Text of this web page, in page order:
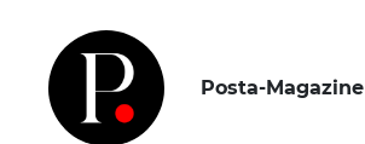
Posta-Magazine